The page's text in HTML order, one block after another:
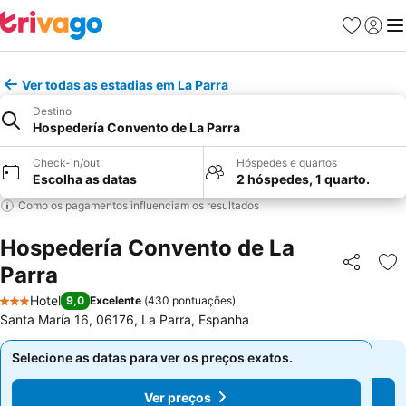
Favoritos
Iniciar
Ver todas as estadias em La Parra
Destino
Hospedería Convento de La Parra
Check-in/out
Escolha as datas
Hóspedes e quartos
2 hóspedes, 1 quarto.
Como os pagamentos influenciam os resultados
Hospedería Convento de La
Parra
Partilhar
3 Estrelas
Hotel 9,0 Excelente (430 pontuações)
Santa María 16, 06176, La Parra, Espanha
Selecione as datas para ver os preços exatos.
Ver preços
Selecione as datas para ver os preços exatos.
Ver preços